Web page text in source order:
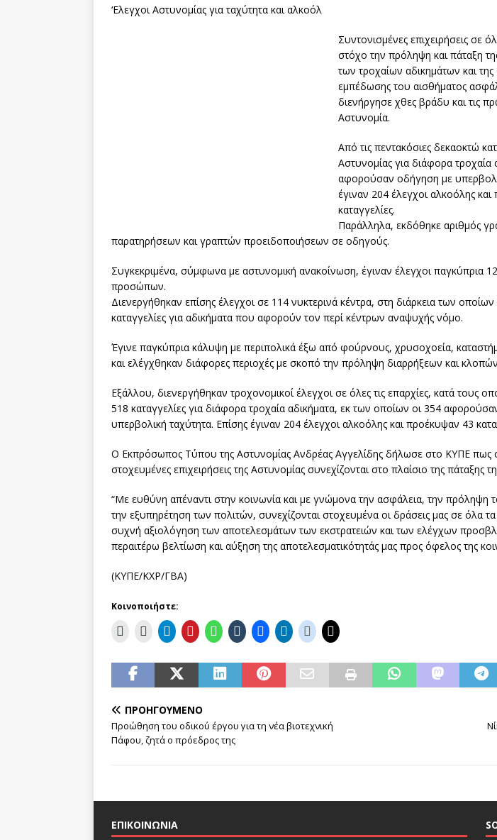
‘Eλεγχοι Αστυνομίας για ταχύτητα και αλκοόλ
Συντονισμένες επιχειρήσεις σε
στόχο την πρόληψη και πάταξη
των τροχαίων αδικημάτων και
εμπέδωσης του αισθήματος
διενήργησε χθες βράδυ και τις
Αστυνομία.
Aπό τις πεντακόσιες δεκαοκτώ
Αστυνομίας για διάφορα τροχαία
αφορούσαν οδήγηση με
έγιναν 204 έλεγχοι αλκοόλης
καταγγελίες.
Παράλληλα, εκδόθηκε αριθμός
παρατηρήσεων και γραπτών προειδοποιήσεων σε οδηγούς.
Συγκεκριμένα, σύμφωνα με αστυνομική ανακοίνωση, έγιναν έλεγχοι παγκύπρια
προσώπων.
Διενεργήθηκαν επίσης έλεγχοι σε 114 νυκτερινά κέντρα, στη διάρκεια των οποίων
καταγγελίες για αδικήματα που αφορούν τον περί κέντρων αναψυχής νόμο.
Έγινε παγκύπρια κάλυψη με περιπολικά έξω από φούρνους, χρυσοχοεία,
και ελέγχθηκαν διάφορες περιοχές με σκοπό την πρόληψη διαρρήξεων και
Εξάλλου, διενεργήθηκαν τροχονομικοί έλεγχοι σε όλες τις επαρχίες, κατά τους
518 καταγγελίες για διάφορα τροχαία αδικήματα, εκ των οποίων οι 354
υπερβολική ταχύτητα. Επίσης έγιναν 204 έλεγχοι αλκοόλης και προέκυψαν 43
Ο Εκπρόσωπος Τύπου της Αστυνομίας Ανδρέας Αγγελίδης δήλωσε στο ΚΥΠΕ πως
στοχευμένες επιχειρήσεις της Αστυνομίας συνεχίζονται στο πλαίσιο της πάταξης
“Με ευθύνη απέναντι στην κοινωνία και με γνώμονα την ασφάλεια, την πρόληψη
την εξυπηρέτηση των πολιτών, συνεχίζονται στοχευμένα οι δράσεις μας σε όλα
συχνή αξιολόγηση των αποτελεσμάτων των εκστρατειών και των ελέγχων
περαιτέρω βελτίωση και αύξηση της αποτελεσματικότητάς μας προς όφελος της
(ΚΥΠΕ/ΚΧΡ/ΓΒΑ)
Κοινοποιήστε:
ΠΡΟΗΓΟΎΜΕΝΟ
Προώθηση του οδικού έργου για τη νέα βιοτεχνική
Πάφου, ζητά ο πρόεδρος της
ΕΠΙΚΟΙΝΩΝΙΑ